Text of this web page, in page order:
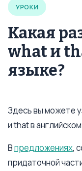
УРОКИ
Какая
what и
языке?
Здесь вы можете
и that в
Впредложениях,
придаточной